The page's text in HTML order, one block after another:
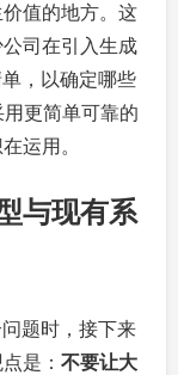
值的地方。这
司在引入生成
，以确定哪些
更简单可靠的
运用。
与现有系
题时，接下来
是： 不要让大